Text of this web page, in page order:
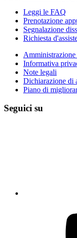
Leggi le FAQ
Prenotazione
Segnalazione
Richiesta
Amministrazione
Informativa
Note legali
Dichiarazione di
Piano di
Seguici su